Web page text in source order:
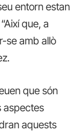
entorn estan
que, a
se amb allò
que són
aspectes
aquests